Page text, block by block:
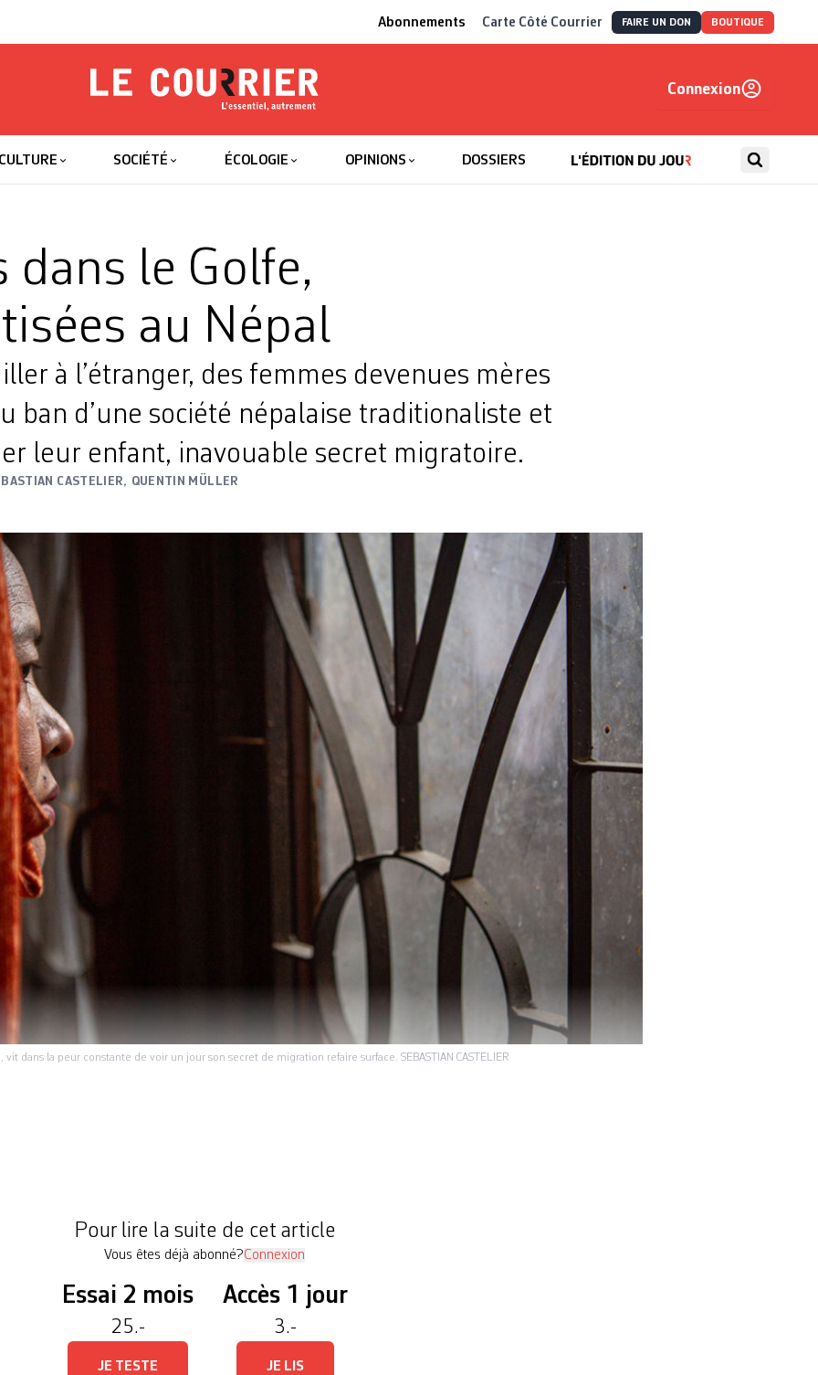
Abonnements Carte Côté Courrier FAIRE UN DON BOUTIQUE
Le Courrier
Connexion
CULTURE SOCIÉTÉ ÉCOLOGIE OPINIONS DOSSIERS
dans le Golfe,
au Népal
à l’étranger, des femmes devenues mères
ban d’une société népalaise traditionaliste et
leur enfant, inavouable secret migratoire.
CASTELIER, QUENTIN MÜLLER
dans la peur constante de voir un jour son secret de migration refaire surface. SEBASTIAN CASTELIER
Pour lire la suite de cet article
Vous êtes déjà abonné?Connexion
Essai 2 mois
25.-
JE TESTE
Accès 1 jour
3.-
JE LIS